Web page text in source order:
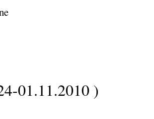
01.11.2010 )